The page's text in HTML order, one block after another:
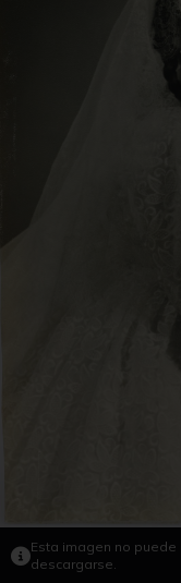
Esta imagen no
descargarse.